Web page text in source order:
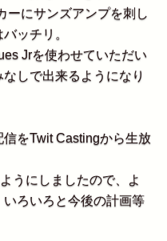
ーにサンズアンプを刺し
ッチリ。
Jrを使わせていただい
しで出来るようになり
をTwit Castingから生放
うにしましたので、よ
ろいろと今後の計画等